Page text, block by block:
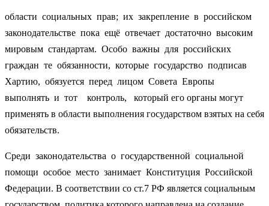
области социальных прав; их закрепление в российском
законодательстве пока ещё отвечает достаточно высоким
мировым стандартам. Особо важны для российских
граждан те обязанности, которые государство подписав
Хартию, обязуется перед лицом Совета Европы
выполнять и тот контроль, который его органы могут
применять в области выполнения государством взятых на себя
обязательств.
Среди законодательства о государственной социальной
помощи особое место занимает Конституция Российской
Федерации. В соответствии со ст.7 РФ является социальным